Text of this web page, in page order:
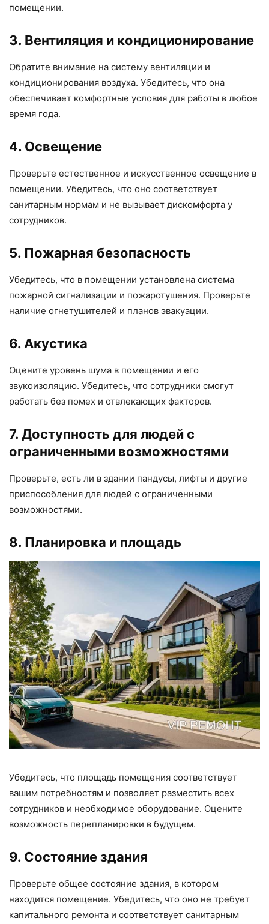
помещении.
3. Вентиляция и кондиционирование
Обратите внимание на систему вентиляции и
кондиционирования воздуха. Убедитесь, что она
обеспечивает комфортные условия для работы в любое
время года.
4. Освещение
Проверьте естественное и искусственное освещение в
помещении. Убедитесь, что оно соответствует
санитарным нормам и не вызывает дискомфорта у
сотрудников.
5. Пожарная безопасность
Убедитесь, что в помещении установлена система
пожарной сигнализации и пожаротушения. Проверьте
наличие огнетушителей и планов эвакуации.
6. Акустика
Оцените уровень шума в помещении и его
звукоизоляцию. Убедитесь, что сотрудники смогут
работать без помех и отвлекающих факторов.
7. Доступность для людей с
ограниченными возможностями
Проверьте, есть ли в здании пандусы, лифты и другие
приспособления для людей с ограниченными
возможностями.
8. Планировка и площадь
Убедитесь, что площадь помещения соответствует
вашим потребностям и позволяет разместить всех
сотрудников и необходимое оборудование. Оцените
возможность перепланировки в будущем.
9. Состояние здания
Проверьте общее состояние здания, в котором
находится помещение. Убедитесь, что оно не требует
капитального ремонта и соответствует санитарным